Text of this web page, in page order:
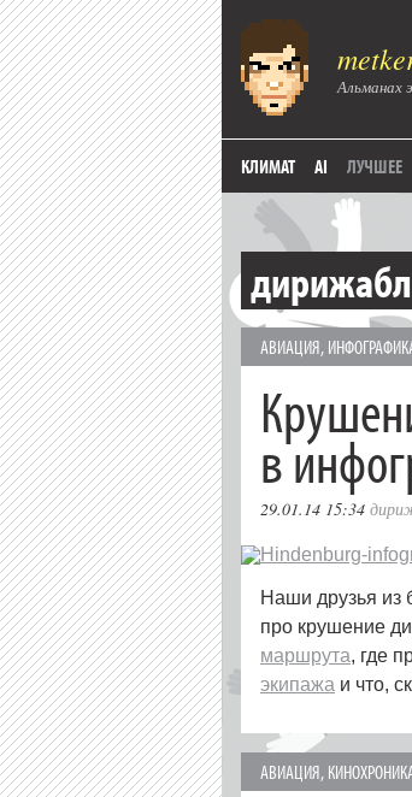
Альманах
КЛИМАТ AI ЛУЧШЕЕ
АВИАЦИЯ,
в
29.01.14 15:34
Наши друзья из
про крушение
маршрута, где
экипажа и что,
АВИАЦИЯ,